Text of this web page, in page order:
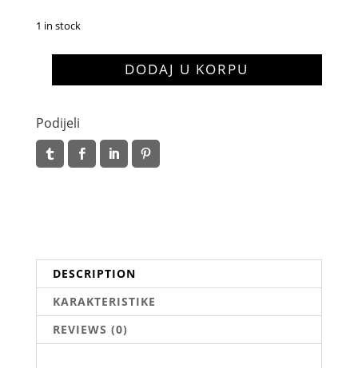
1 in stock
DODAJ U KORPU
Podijeli
DESCRIPTION
KARAKTERISTIKE
REVIEWS (0)